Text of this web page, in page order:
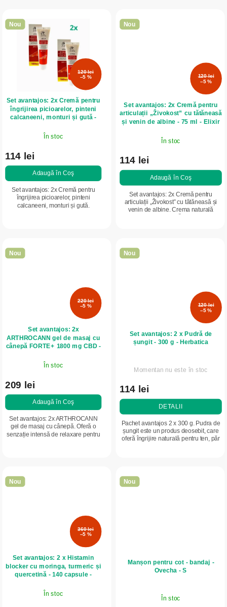
Nou
120 lei
–5 %
Set avantajos: 2x Cremă pentru
îngrijirea picioarelor, pinteni
calcaneeni, monturi și gută -
În stoc
114 lei
Adaugă în Coş
Set avantajos: 2x Cremă pentru
îngrijirea picioarelor, pinteni
calcaneeni, monturi și gută.
Nou
120 lei
–5 %
Set avantajos: 2x Cremă pentru
articulații „Živokost” cu tătăneasă
și venin de albine - 75 ml - Elixir
În stoc
114 lei
Adaugă în Coş
Set avantajos: 2x Cremă pentru
articulații „Živokost” cu tătăneasă și
venin de albine. Crema naturală
Nou
220 lei
–5 %
Set avantajos: 2x
ARTHROCANN gel de masaj cu
cânepă FORTE+ 1800 mg CBD -
În stoc
209 lei
Adaugă în Coş
Set avantajos: 2x ARTHROCANN
gel de masaj cu cânepă. Oferă o
senzație intensă de relaxare pentru
Nou
120 lei
–5 %
Set avantajos: 2 x Pudră de
șungit - 300 g - Herbatica
Momentan nu este în stoc
114 lei
DETALII
Pachet avantajos 2 x 300 g. Pudra de
șungit este un produs deosebit, care
oferă îngrijire naturală pentru ten, păr
Nou
360 lei
–5 %
Set avantajos: 2 x Histamin
blocker cu moringa, turmeric și
quercetină - 140 capsule -
În stoc
Nou
Manșon pentru cot - bandaj -
Ovecha - S
În stoc